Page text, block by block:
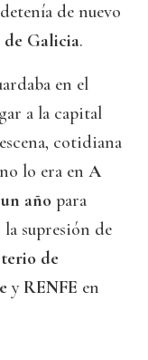
de nuevo
Galicia.
en el
a la capital
cotidiana
lo era en A
año para
supresión de
de
yRENFE en